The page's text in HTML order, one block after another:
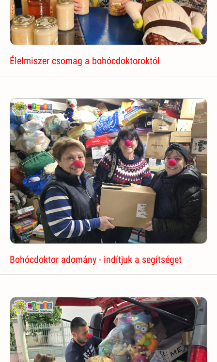
Élelmiszer csomag a bohócdoktoroktól
Bohócdoktor adomány - indítjuk a segítséget